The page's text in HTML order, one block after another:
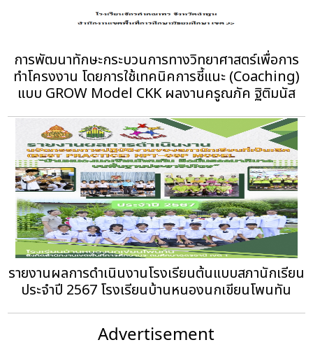
การพัฒนาทักษะกระบวนการทางวิทยาศาสตร์เพื่อการ
ทำโครงงาน โดยการใช้เทคนิคการชี้แนะ (Coaching)
แบบ GROW Model CKK ผลงานครูณภัค ฐิติมนัส
รายงานผลการดําเนินงานโรงเรียนต้นแบบสภานักเรียน
ประจำปี 2567 โรงเรียนบ้านหนองนกเขียนโพนทัน
Advertisement